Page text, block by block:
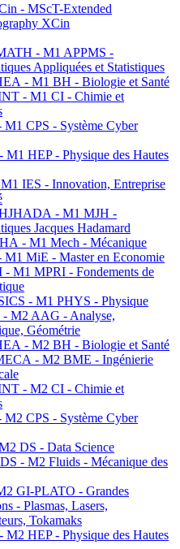
- MScT-Extended
XCin
- M1 APPMS -
Appliquées et Statistiques
- M1 BH - Biologie et Santé
- M1 CI - Chimie et
M1 CPS - Système Cyber
M1 HEP - Physique des Hautes
IES - Innovation, Entreprise
- M1 MJH -
Jacques Hadamard
- M1 Mech - Mécanique
MiE - Master en Economie
M1 MPRI - Fondements de
- M1 PHYS - Physique
M2 AAG - Analyse,
Géométrie
- M2 BH - Biologie et Santé
- M2 BME - Ingénierie
- M2 CI - Chimie et
M2 CPS - Système Cyber
DS - Data Science
- M2 Fluids - Mécanique des
GI-PLATO - Grandes
- Plasmas, Lasers,
Tokamaks
M2 HEP - Physique des Hautes